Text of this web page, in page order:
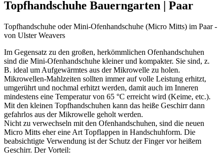
Topfhandschuhe Bauerngarten | Paar
Topfhandschuhe oder Mini-Ofenhandschuhe (Micro Mitts) im Paar -
von Ulster Weavers
Im Gegensatz zu den großen, herkömmlichen Ofenhandschuhen
sind die Mini-Ofenhandschuhe kleiner und kompakter. Sie sind, z.
B. ideal um Aufgewärmtes aus der Mikrowelle zu holen.
Mikrowellen-Mahlzeiten sollten immer auf volle Leistung erhitzt,
umgerührt und nochmal erhitzt werden, damit auch im Inneren
mindestens eine Temperatur von 65 °C erreicht wird (Keime, etc.).
Mit den kleinen Topfhandschuhen kann das heiße Geschirr dann
gefahrlos aus der Mikrowelle geholt werden.
Nicht zu verwechseln mit den Ofenhandschuhen, sind die neuen
Micro Mitts eher eine Art Topflappen in Handschuhform. Die
beabsichtigte Verwendung ist der Schutz der Finger vor heißem
Geschirr. Der Vorteil: